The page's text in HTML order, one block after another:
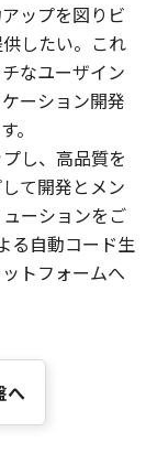
ップを図りビ
したい。これ
なユーザイン
ーション開発
。
し、高品質を
て開発とメン
ーションをご
る自動コード生
トフォームへ
へ